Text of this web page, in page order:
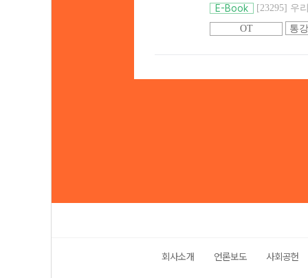
E-Book
[23295] 우
OT
통
회사소개 언론보도 사회공헌